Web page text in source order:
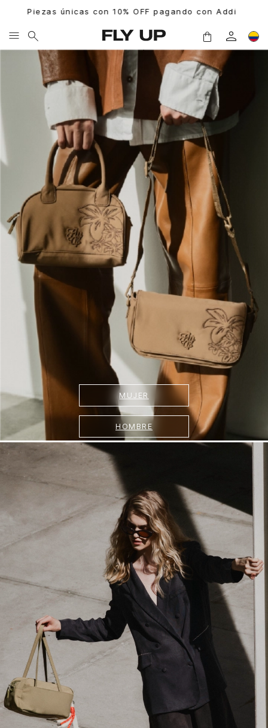
Addi 3 cuotas 0% ADDI |Ver más
MUJER
HOMBRE